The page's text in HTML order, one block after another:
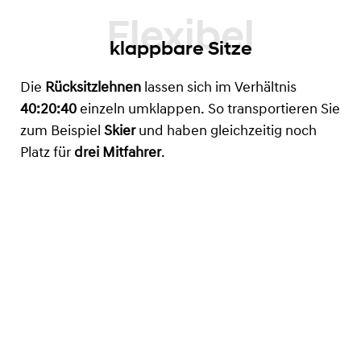
klappbare Sitze
Die Rücksitzlehnen lassen sich im Verhältnis
40:20:40 einzeln umklappen. So transportieren Sie
zum Beispiel Skierund haben gleichzeitig noch
Platz für drei Mitfahrer.